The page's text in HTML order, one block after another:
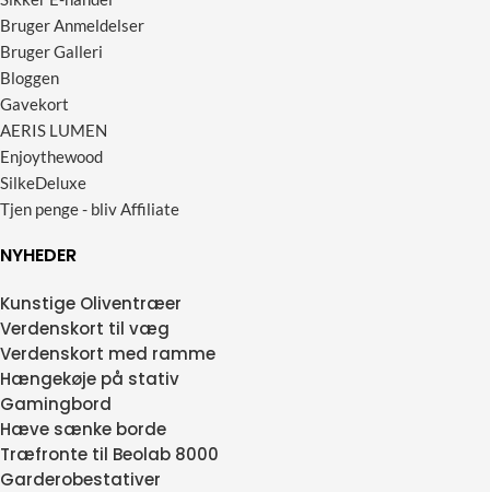
Bruger Anmeldelser
Bruger Galleri
Bloggen
Gavekort
AERIS LUMEN
Enjoythewood
SilkeDeluxe
Tjen penge - bliv Affiliate
NYHEDER
Kunstige Oliventræer
Verdenskort til væg
Verdenskort med ramme
Hængekøje på stativ
Gamingbord
Hæve sænke borde
Træfronte til Beolab 8000
Garderobestativer